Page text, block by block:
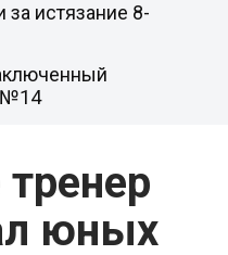
юных
истязание 8-
№14